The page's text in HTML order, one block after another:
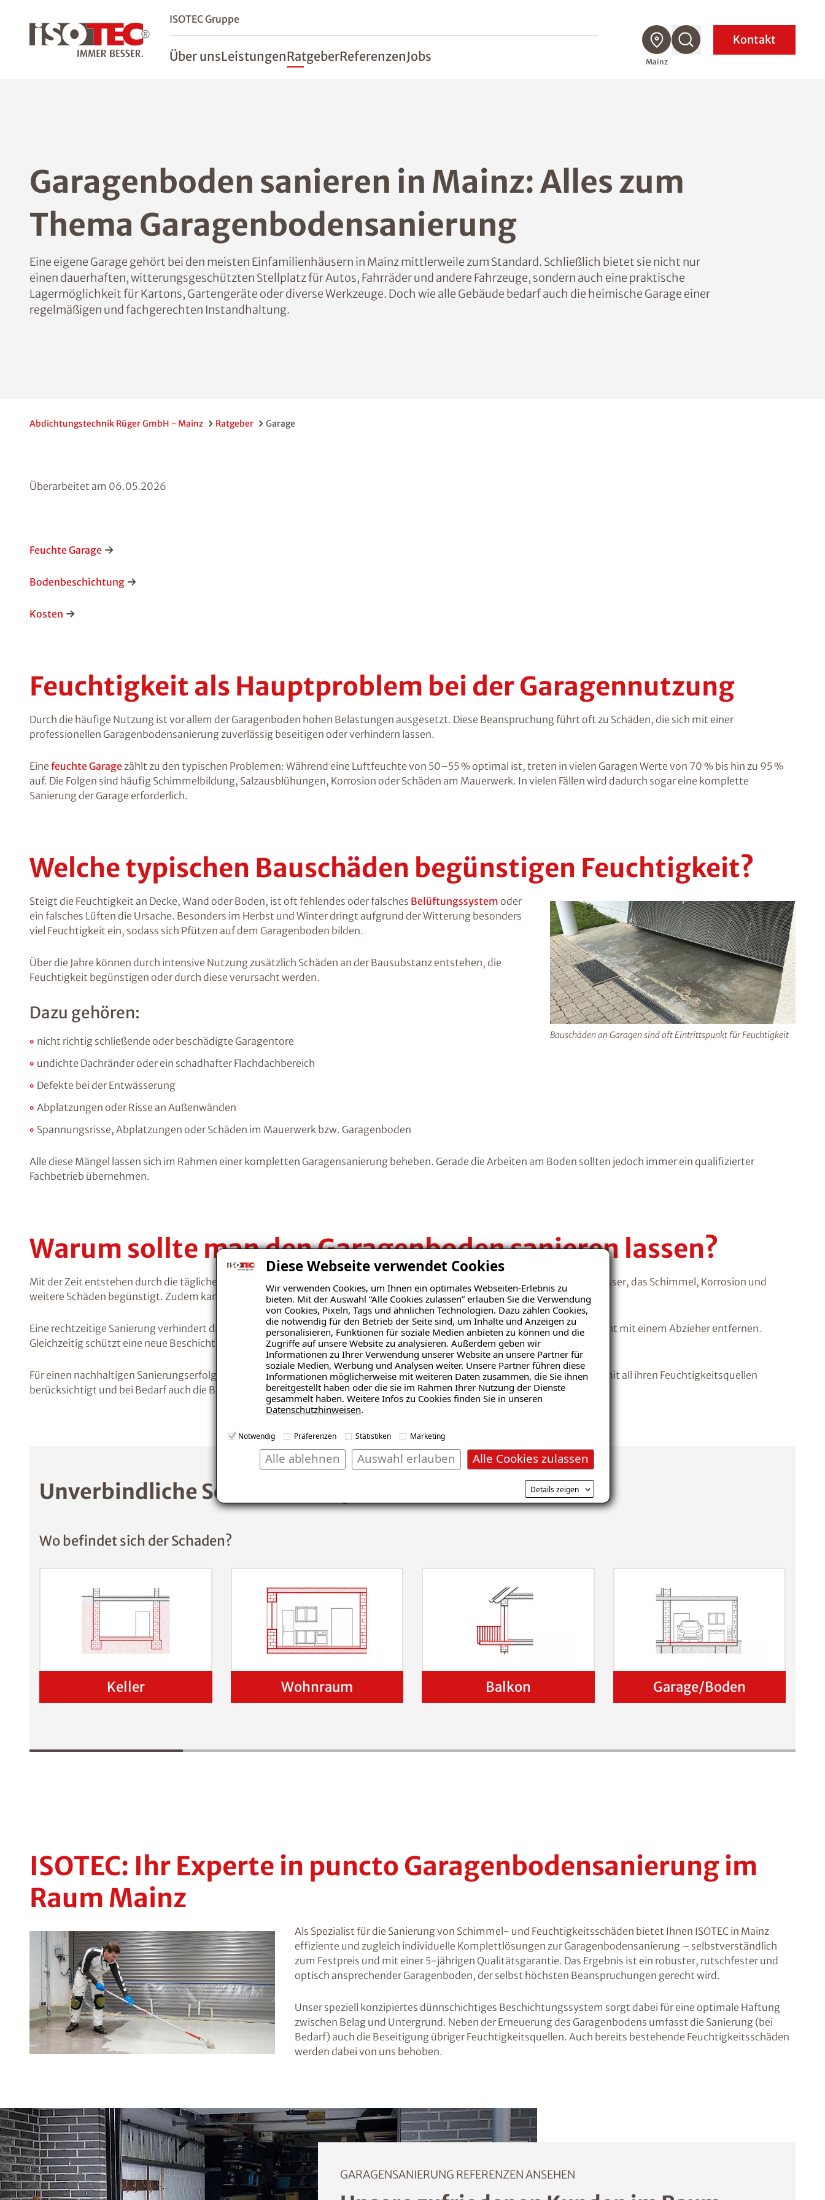
Diese Webseite verwendet Cookies
Wir verwenden Cookies, um Ihnen ein optimales Webseiten-Erlebnis zu
bieten. Mit der Auswahl “Alle Cookies zulassen” erlauben Sie die Verwendung
von Cookies, Pixeln, Tags und ähnlichen Technologien. Dazu zählen Cookies,
die notwendig für den Betrieb der Seite sind, um Inhalte und Anzeigen zu
personalisieren, Funktionen für soziale Medien anbieten zu können und die
Zugriffe auf unsere Website zu analysieren. Außerdem geben wir
Informationen zu Ihrer Verwendung unserer Website an unsere Partner für
soziale Medien, Werbung und Analysen weiter. Unsere Partner führen diese
Informationen möglicherweise mit weiteren Daten zusammen, die Sie ihnen
bereitgestellt haben oder die sie im Rahmen Ihrer Nutzung der Dienste
gesammelt haben. Weitere Infos zu Cookies finden Sie in unseren
Datenschutzhinweisen.
Notwendig Präferenzen Statistiken Marketing
Alle Cookies zulassen
Auswahl erlauben
Alle ablehnen
Details zeigen
ISOTEC Gruppe
Über unsLeistungenRatgeberReferenzenJobs Mainz
Kontakt
Garagenboden sanieren in Mainz: Alles zum
Thema Garagenbodensanierung
Eine eigene Garage gehört bei den meisten Einfamilienhäusern in Mainz mittlerweile zum Standard. Schließlich bietet sie nicht nur
einen dauerhaften, witterungsgeschützten Stellplatz für Autos, Fahrräder und andere Fahrzeuge, sondern auch eine praktische
Lagermöglichkeit für Kartons, Gartengeräte oder diverse Werkzeuge. Doch wie alle Gebäude bedarf auch die heimische Garage einer
regelmäßigen und fachgerechten Instandhaltung.
Abdichtungstechnik Rüger GmbH - Mainz Ratgeber Garage
Überarbeitet am 06.05.2026
Feuchte Garage
Bodenbeschichtung
Kosten
Feuchtigkeit als Hauptproblem bei der Garagennutzung
Durch die häufige Nutzung ist vor allem der Garagenboden hohen Belastungen ausgesetzt. Diese Beanspruchung führt oft zu Schäden, die sich mit einer
professionellen Garagenbodensanierung zuverlässig beseitigen oder verhindern lassen.
Eine feuchte Garagezählt zu den typischen Problemen: Während eine Luftfeuchte von 50–55 % optimal ist, treten in vielen Garagen Werte von 70 % bis hin zu 95 %
auf. Die Folgen sind häufig Schimmelbildung, Salzausblühungen, Korrosion oder Schäden am Mauerwerk. In vielen Fällen wird dadurch sogar eine komplette
Sanierung der Garage erforderlich.
Welche typischen Bauschäden begünstigen Feuchtigkeit?
Bauschäden an Garagen sind oft Eintrittspunkt für Feuchtigkeit
Steigt die Feuchtigkeit an Decke, Wand oder Boden, ist oft fehlendes oder falsches Belüftungssystem oder
ein falsches Lüften die Ursache. Besonders im Herbst und Winter dringt aufgrund der Witterung besonders
viel Feuchtigkeit ein, sodass sich Pfützen auf dem Garagenboden bilden.
Über die Jahre können durch intensive Nutzung zusätzlich Schäden an der Bausubstanz entstehen, die
Feuchtigkeit begünstigen oder durch diese verursacht werden.
Dazu gehören:
nicht richtig schließende oder beschädigte Garagentore
undichte Dachränder oder ein schadhafter Flachdachbereich
Defekte bei der Entwässerung
Abplatzungen oder Risse an Außenwänden
Spannungsrisse, Abplatzungen oder Schäden im Mauerwerk bzw. Garagenboden
Alle diese Mängel lassen sich im Rahmen einer kompletten Garagensanierung beheben. Gerade die Arbeiten am Boden sollten jedoch immer ein qualifizierter
Fachbetrieb übernehmen.
Warum sollte man den Garagenboden sanieren lassen?
Mit der Zeit entstehen durch die tägliche Nutzung Schäden im Bodenbelag
oder der Beschichtung. Dadurch sammelt sich Wasser, das Schimmel, Korrosion und
weitere Schäden begünstigt. Zudem kann die Feuchte in die Wände übergehen.
Eine rechtzeitige Sanierung verhindert diese Entwicklungen. Auf einem versiegelten Boden lässt sich angestautes Wasser leicht mit einem Abzieher entfernen.
Gleichzeitig schützt eine neue Beschichtung die umliegenden Wände vor Feuchte und Salzablagerungen.
Für einen nachhaltigen Sanierungserfolg sollten jedoch nicht nur Bodenarbeiten durchgeführt, sondern die gesamte Garage mit all ihren Feuchtigkeitsquellen
berücksichtigt und bei Bedarf auch die Belüftung optimiert werden.
Unverbindliche Schadensanalyse erhalten
Wo befindet sich der Schaden?
Keller Wohnraum Balkon Garage/Boden
ISOTEC: Ihr Experte in puncto Garagenbodensanierung im
Raum Mainz
Als Spezialist für die Sanierung von Schimmel- und Feuchtigkeitsschäden bietet Ihnen ISOTEC in Mainz
effiziente und zugleich individuelle Komplettlösungen zur Garagenbodensanierung – selbstverständlich
zum Festpreis und mit einer 5-jährigen Qualitätsgarantie. Das Ergebnis ist ein robuster, rutschfester und
optisch ansprechender Garagenboden, der selbst höchsten Beanspruchungen gerecht wird.
Unser speziell konzipiertes dünnschichtiges Beschichtungssystem sorgt dabei für eine optimale Haftung
zwischen Belag und Untergrund. Neben der Erneuerung des Garagenbodens umfasst die Sanierung (bei
Bedarf) auch die Beseitigung übriger Feuchtigkeitsquellen. Auch bereits bestehende Feuchtigkeitsschäden
werden dabei von uns behoben.
GARAGENSANIERUNG REFERENZEN ANSEHEN